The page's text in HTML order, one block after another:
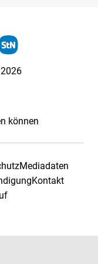
können
Mediadaten
Kontakt